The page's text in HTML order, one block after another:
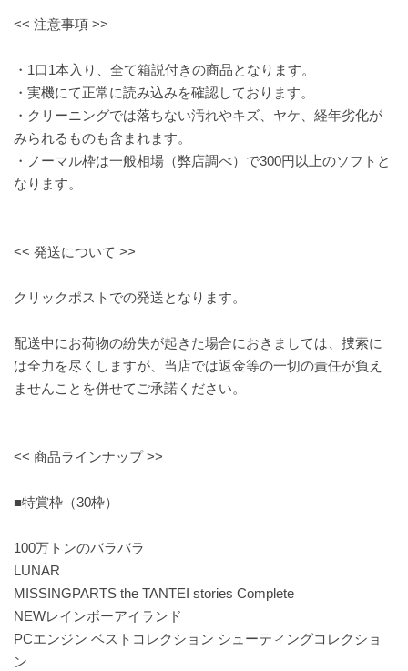
<< 注意事項 >>
・1口1本入り、全て箱説付きの商品となります。
・実機にて正常に読み込みを確認しております。
・クリーニングでは落ちない汚れやキズ、ヤケ、経年劣化が
みられるものも含まれます。
・ノーマル枠は一般相場（弊店調べ）で300円以上のソフトと
なります。
<< 発送について >>
クリックポストでの発送となります。
配送中にお荷物の紛失が起きた場合におきましては、捜索に
は全力を尽くしますが、当店では返金等の一切の責任が負え
ませんことを併せてご承諾ください。
<< 商品ラインナップ >>
■特賞枠（30枠）
100万トンのバラバラ
LUNAR
MISSINGPARTS the TANTEI stories Complete
NEWレインボーアイランド
PCエンジン ベストコレクション シューティングコレクショ
ン